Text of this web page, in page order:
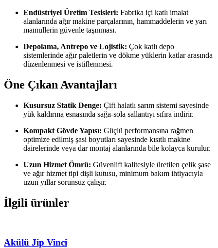
Endüstriyel Üretim Tesisleri: Fabrika içi katlı imalat
alanlarında ağır makine parçalarının, hammaddelerin ve yarı
mamullerin güvenle taşınması.
Depolama, Antrepo ve Lojistik: Çok katlı depo
sistemlerinde ağır paletlerin ve dökme yüklerin katlar arasında
düzenlenmesi ve istiflenmesi.
Öne Çıkan Avantajları
Kusursuz Statik Denge: Çift halatlı sarım sistemi sayesinde
yük kaldırma esnasında sağa-sola sallantıyı sıfıra indirir.
Kompakt Gövde Yapısı: Güçlü performansına rağmen
optimize edilmiş şasi boyutları sayesinde kısıtlı makine
dairelerinde veya dar montaj alanlarında bile kolayca kurulur.
Uzun Hizmet Ömrü: Güvenlift kalitesiyle üretilen çelik şase
ve ağır hizmet tipi dişli kutusu, minimum bakım ihtiyacıyla
uzun yıllar sorunsuz çalışır.
İlgili ürünler
Akülü Jip Vinci